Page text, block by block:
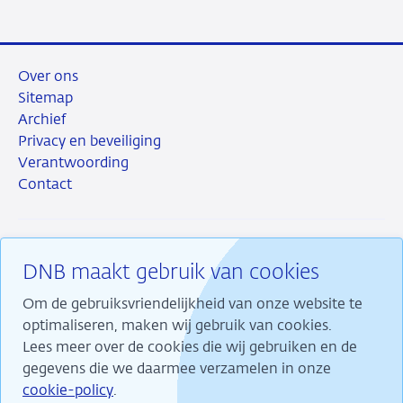
DNB maakt gebruik van cookies
Om de gebruiksvriendelijkheid van onze website te
optimaliseren, maken wij gebruik van cookies.
Lees meer over de cookies die wij gebruiken en de
gegevens die we daarmee verzamelen in onze
cookie-policy.
Over ons
Sitemap
Archief
Privacy en beveiliging
Verantwoording
Contact
RSS InstagramLinkedin
X
Wij maken ons sterk voor financiële stabiliteit en
dragen daarmee bij aan duurzame welvaart in